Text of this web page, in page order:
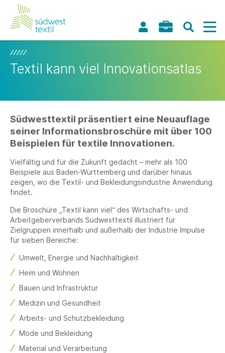
Textil kann viel Innovationsatlas
Südwesttextil präsentiert eine Neuauflage
seiner Informationsbroschüre mit über 100
Beispielen für textile Innovationen.
Vielfältig und für die Zukunft gedacht – mehr als 100
Beispiele aus Baden-Württemberg und darüber hinaus
zeigen, wo die Textil- und Bekleidungsindustrie Anwendung
findet.
Die Broschüre „Textil kann viel“ des Wirtschafts- und
Arbeitgeberverbands Südwesttextil illustriert für
Zielgruppen innerhalb und außerhalb der Industrie Impulse
für sieben Bereiche:
Umwelt, Energie und Nachhaltigkeit
Heim und Wohnen
Bauen und Infrastruktur
Medizin und Gesundheit
Arbeits- und Schutzbekleidung
Mode und Bekleidung
Material und Verarbeitung